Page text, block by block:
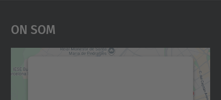
On Som